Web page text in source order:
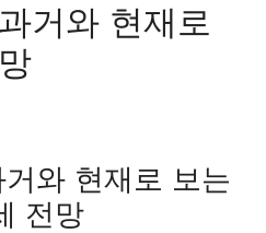
거와 현재로
와 현재로 보는
전망